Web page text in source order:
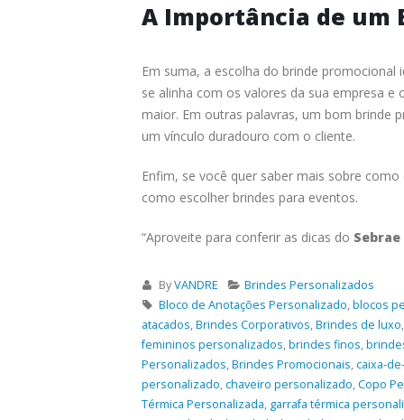
A Importância de um
Em suma, a escolha do brinde
se alinha com os valores da sua empresa
maior. Em outras palavras, um bom brinde
um vínculo duradouro com o cliente.
Enfim, se você quer saber mais sobre
como escolher brindes para eventos.
“Aproveite para conferir as dicas do Sebrae
ByVANDRE
Brindes Personalizados
Bloco de Anotações Personalizado,blocos
atacados,Brindes Corporativos,Brindes de luxo,
femininos personalizados,brindes finos,
Personalizados,Brindes Promocionais,caixa-
personalizado,chaveiro personalizado,Copo
Térmica Personalizada, garrafa térmica